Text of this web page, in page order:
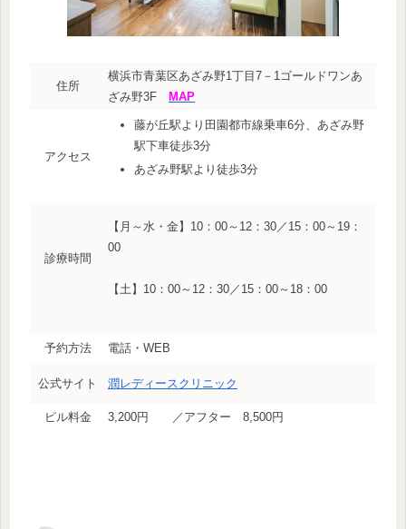
住所
横浜市青葉区あざみ野1丁目7－1ゴールドワンあ
ざみ野3F MAP
アクセス
藤が丘駅より田園都市線乗車6分、あざみ野
駅下車徒歩3分
あざみ野駅より徒歩3分
診療時間
【月～水・金】10：00～12：30／15：00～19：
00
【土】10：00～12：30／15：00～18：00
予約方法 電話・WEB
公式サイト 潤レディースクリニック
ピル料金 3,200円 ／アフター 8,500円